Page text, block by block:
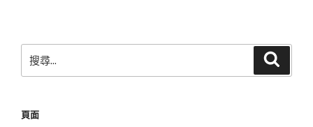
尋
字:
頁面